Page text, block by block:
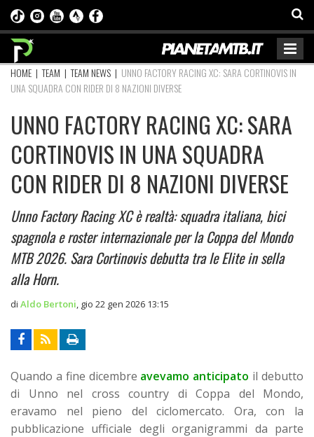
HOME |TEAM |TEAM NEWS | UNNO FACTORY RACING XC: SARA CORTINOVIS IN
UNA SQUADRA CON RIDER DI 8 NAZIONI DIVERSE
UNNO FACTORY RACING XC: SARA
CORTINOVIS IN UNA SQUADRA
CON RIDER DI 8 NAZIONI DIVERSE
Unno Factory Racing XC è realtà: squadra italiana, bici
spagnola e roster internazionale per la Coppa del Mondo
MTB 2026. Sara Cortinovis debutta tra le Elite in sella
alla Horn.
di Aldo Bertoni gio 22 gen 2026 13:15
Quando a fine dicembre avevamo anticipato il debutto
di Unno nel cross country di Coppa del Mondo,
eravamo nel pieno del ciclomercato. Ora, con la
pubblicazione ufficiale degli organigrammi da parte